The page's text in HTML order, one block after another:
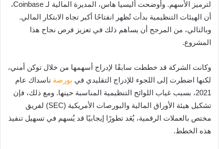
لترميز الأسهم. وأوضحت أليسيا هاس، المديرة المالية لـ Coinbase،
أن الهيئات التنظيمية بدأت تُظهر انفتاحًا أكبر تجاه الابتكار المالي.
وبالتالي، من المرجح أن يساهم ذلك في تعزيز فرص نجاح هذا
المشروع.
وكانت الشركة قد خططت سابقًا لإدراج أسهمها من خلال توكن أمني،
لكنها اضطرت إلى اللجوء للإدراج التقليدي في بورصة ناسداك عام
2021، بسبب غياب اللوائح التنظيمية المناسبة حينها. ومع ذلك، فإن
تشكيل هيئة الأوراق المالية والبورصات الأمريكية (SEC) لفريق
مختص بالعملات الرقمية، يُعَد تطورًا إيجابيًا قد يُسهم في تسهيل تنفيذ
هذه الخطط.